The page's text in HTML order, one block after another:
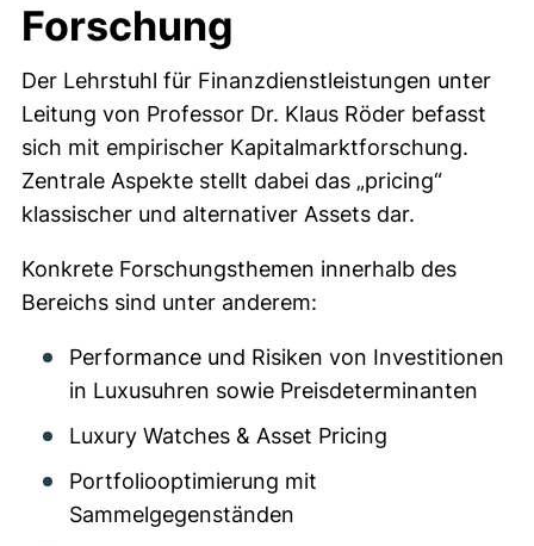
Forschung
Der Lehrstuhl für Finanzdienstleistungen unter
Leitung von Professor Dr. Klaus Röder befasst
sich mit empirischer Kapitalmarktforschung.
Zentrale Aspekte stellt dabei das „pricing“
klassischer und alternativer Assets dar.
Konkrete Forschungsthemen innerhalb des
Bereichs sind unter anderem:
Performance und Risiken von Investitionen
in Luxusuhren sowie Preisdeterminanten
Luxury Watches & Asset Pricing
Portfoliooptimierung mit
Sammelgegenständen